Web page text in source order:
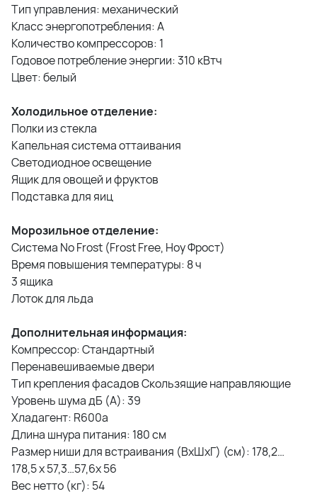
Тип управления: механический
Класс энергопотребления: A
Количество компрессоров: 1
Годовое потребление энергии: 310 кВтч
Цвет: белый
Холодильное отделение:
Полки из стекла
Капельная система оттаивания
Светодиодное освещение
Ящик для овощей и фруктов
Подставка для яиц
Морозильное отделение:
Система Nо Frost (Frost Free, Ноу Фрост)
Время повышения температуры: 8 ч
3 ящика
Лоток для льда
Дополнительная информация:
Компрессор: Стандартный
Перенавешиваемые двери
Тип крепления фасадов Скользящие направляющие
Уровень шума дБ (А): 39
Хладагент: R600a
Длина шнура питания: 180 см
Размер ниши для встраивания (ВхШхГ) (см): 178,2…
178,5 х 57,3…57,6x 56
Вес нетто (кг): 54